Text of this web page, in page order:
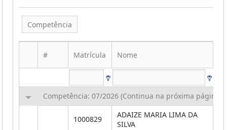
Competência
# Matrícula Nome
Competência: 07/2026 (Continua na próxima página)
1000829
ADAIZE MARIA LIMA DA
SILVA